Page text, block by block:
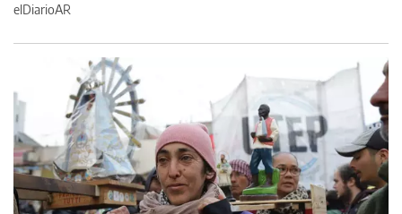
elDiarioAR